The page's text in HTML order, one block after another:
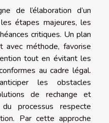
de l’élaboration d’un
étapes majeures, les
critiques. Un plan
avec méthode, favorise
tout en évitant les
au cadre légal.
les obstacles
de rechange et
du processus respecte
Par cette approche